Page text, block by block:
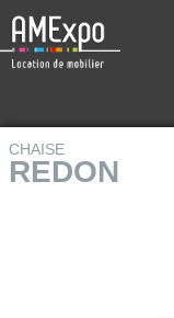
CHAISE
REDON